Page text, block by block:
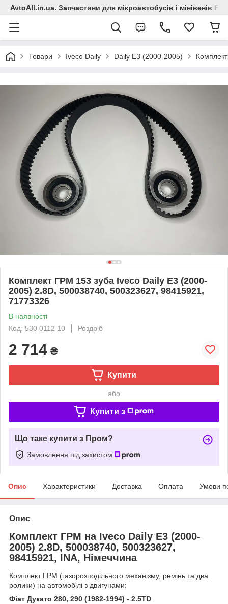
AvtoAll.in.ua. Запчастини для мікроавтобусів і мінівенів
Товари Iveco Daily Daily E3 (2000-2005)
Комплект ГРМ 153 зуба Iveco Daily E3 (2000-
2005) 2.8D, 500038740, 500323627, 98415921,
71773326
В наявності
Код: 530 0112 10
Роздріб
2 714 ₴
Купити
або
Купити з
Що таке купити з Пром?
Замовлення під захистом
Опис Характеристики Доставка Оплата Умови
Опис
Комплект ГРМ на Iveco Daily E3 (2000-
2005) 2.8D, 500038740, 500323627,
98415921, INA, Німеччина
Комплект ГРМ (газорозподільного механізму, ремінь та два
ролики) на автомобілі з двигунами:
Фіат Дукато 280, 290 (1982-1994) - 2.5TD